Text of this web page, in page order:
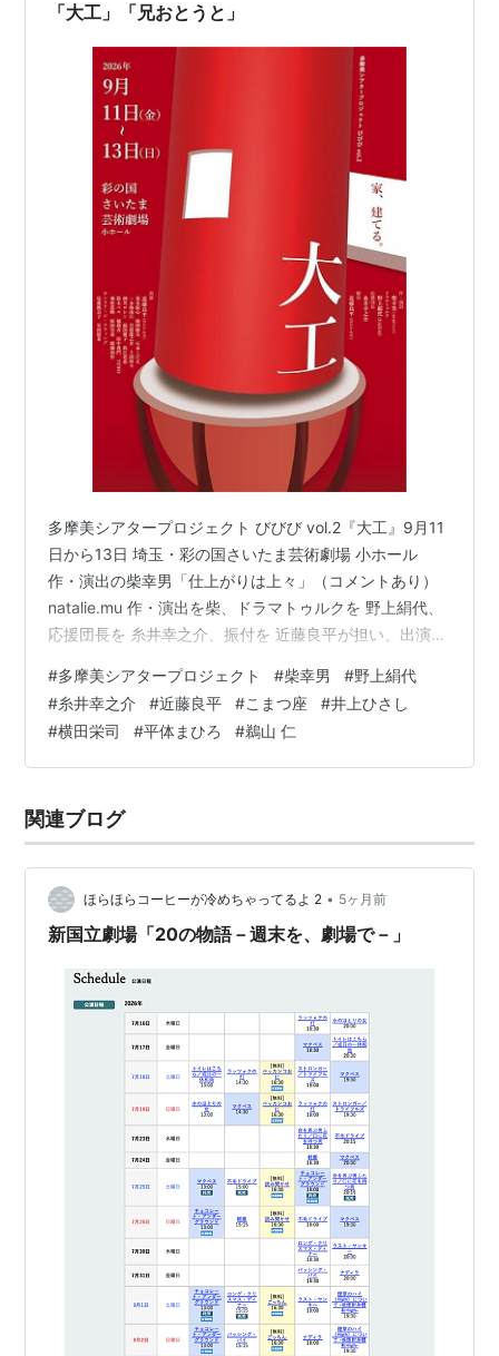
「大工」「兄おとうと」
多摩美シアタープロジェクト びびび vol.2『大工』9月11
日から13日 埼玉・彩の国さいたま芸術劇場 小ホール
作・演出の柴幸男「仕上がりは上々」（コメントあり）
natalie.mu 作・演出を柴、ドラマトゥルクを 野上絹代、
応援団長を 糸井幸之介、振付を 近藤良平が担い、出演者
トが名を連ねた。またコンペ選出の学生プランナーやス
タッフワークを担う学生たちが公演を支える。 作・演
出：柴幸男 ドラマトゥルク：野上絹代 応援団長：糸井幸
之介 振付：近藤良平 このスタッフだったら見たいよね！
者た…
#多摩美シアタープロジェクト #柴幸男 #野上絹代
#糸井幸之介 #近藤良平 #こまつ座 #井上ひさし
#横田栄司 #平体まひろ #鵜山 仁
関連ブログ
ほらほらコーヒーが冷めちゃってるよ 2 • 5ヶ月前
新国立劇場「20の物語－週末を、劇場で－」